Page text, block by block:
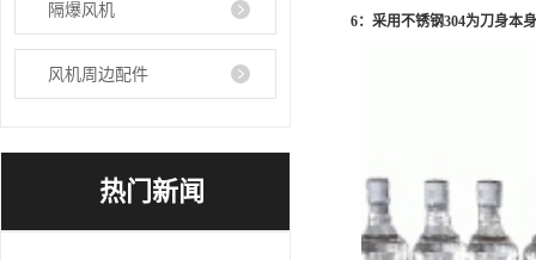
隔爆风机
风机周边配件
热门新闻
6：采用不锈钢304为刀身本身